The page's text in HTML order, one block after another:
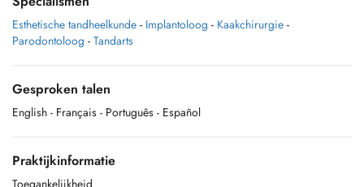
Esthetische tandheelkunde - Implantoloog - Kaakchirurgie -
Parodontoloog - Tandarts
Gesproken talen
English - Français - Português - Español
Praktijkinformatie
Toegankelijkheid